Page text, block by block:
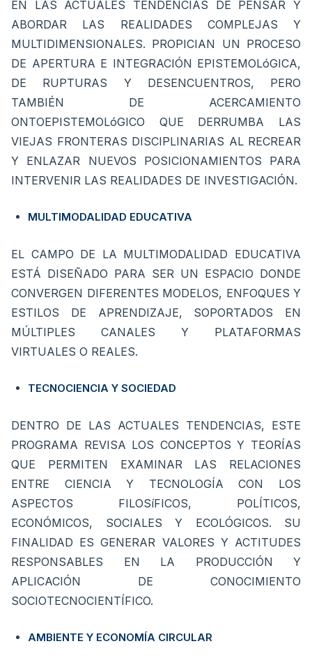
EN LAS ACTUALES TENDENCIAS DE PENSAR Y
ABORDAR LAS REALIDADES COMPLEJAS Y
MULTIDIMENSIONALES. PROPICIAN UN PROCESO
DE APERTURA E INTEGRACIÓN EPISTEMOLóGICA,
DE RUPTURAS Y DESENCUENTROS, PERO
TAMBIÉN DE ACERCAMIENTO
ONTOEPISTEMOLóGICO QUE DERRUMBA LAS
VIEJAS FRONTERAS DISCIPLINARIAS AL RECREAR
Y ENLAZAR NUEVOS POSICIONAMIENTOS PARA
INTERVENIR LAS REALIDADES DE INVESTIGACIÓN.
MULTIMODALIDAD EDUCATIVA
EL CAMPO DE LA MULTIMODALIDAD EDUCATIVA
ESTÁ DISEÑADO PARA SER UN ESPACIO DONDE
CONVERGEN DIFERENTES MODELOS, ENFOQUES Y
ESTILOS DE APRENDIZAJE, SOPORTADOS EN
MÚLTIPLES CANALES Y PLATAFORMAS
VIRTUALES O REALES.
TECNOCIENCIA Y SOCIEDAD
DENTRO DE LAS ACTUALES TENDENCIAS, ESTE
PROGRAMA REVISA LOS CONCEPTOS Y TEORÍAS
QUE PERMITEN EXAMINAR LAS RELACIONES
ENTRE CIENCIA Y TECNOLOGÍA CON LOS
ASPECTOS FILOSíFICOS, POLÍTICOS,
ECONÓMICOS, SOCIALES Y ECOLÓGICOS. SU
FINALIDAD ES GENERAR VALORES Y ACTITUDES
RESPONSABLES EN LA PRODUCCIÓN Y
APLICACIÓN DE CONOCIMIENTO
SOCIOTECNOCIENTÍFICO.
AMBIENTE Y ECONOMÍA CIRCULAR